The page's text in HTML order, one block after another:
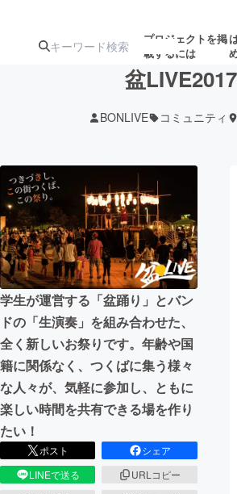
プロジェクトを掲
載するには
アート・写真
テクノロジー・ガジェット
映像・映画
ビジネス・起業
まちづくり・地域活性化
CAMPFIRE for Social Good
CAMPFIREふるさと納税
盆LIVE2017
BONLIVE コミュニティ
学生が運営する「盆踊り」とバン
ドの「生演奏」を組み合わせた、
全く新しいお祭りです。年齢や国
籍に関係なく、つくばに集う様々
な人々が、気軽に参加し、ともに
楽しい時間を共有できる場を作り
たい！
ポスト
シェア
LINEで送る
URLコピー